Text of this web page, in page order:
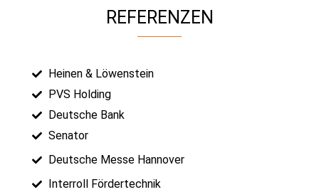
REFERENZEN
Heinen & Löwenstein
PVS Holding
Deutsche Bank
Senator
Deutsche Messe Hannover
Interroll Fördertechnik